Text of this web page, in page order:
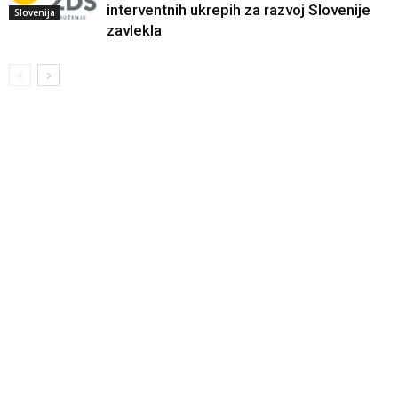
Slovenija
interventnih ukrepih za razvoj Slovenije
zavlekla